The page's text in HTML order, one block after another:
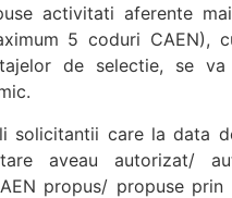
activitati aferente
5 coduri CAEN),
de selectie, se va
solicitantii care la data
aveau autorizat/
propus/ propuse prin